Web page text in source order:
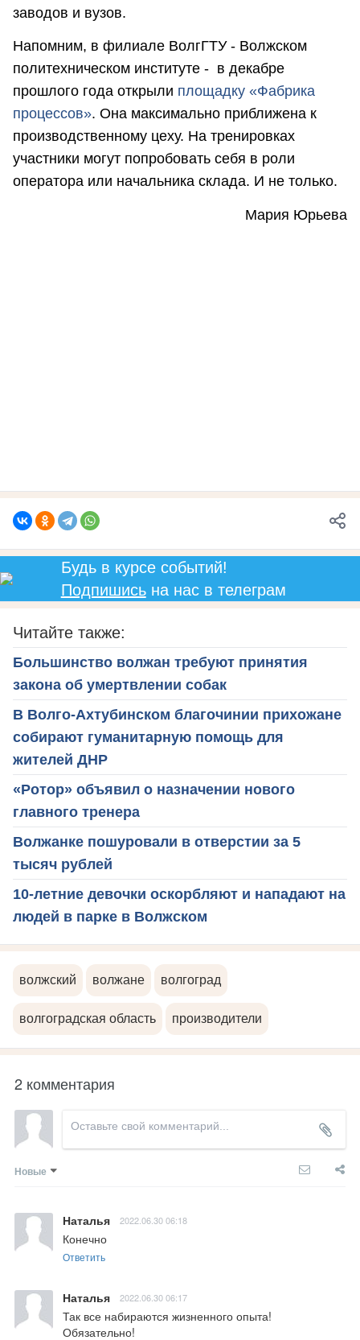
заводов и вузов.
Напомним, в филиале ВолгГТУ - Волжском
политехническом институте - в декабре
прошлого года открыли площадку «Фабрика
процессов». Она максимально приближена к
производственному цеху. На тренировках
участники могут попробовать себя в роли
оператора или начальника склада. И не только.
Мария Юрьева
Будь в курсе событий!
Подпишисьна нас в телеграм
Читайте также:
Большинство волжан требуют принятия
закона об умертвлении собак
В Волго-Ахтубинском благочинии прихожане
собирают гуманитарную помощь для
жителей ДНР
«Ротор» объявил о назначении нового
главного тренера
Волжанке пошуровали в отверстии за 5
тысяч рублей
10-летние девочки оскорбляют и нападают на
людей в парке в Волжском
волжский волжане волгоград
волгоградская область производители
2 комментария
Новые
Наталья 2022.06.30 06:18
Конечно
Ответить
Наталья 2022.06.30 06:17
Так все набираются жизненного опыта!
Обязательно!